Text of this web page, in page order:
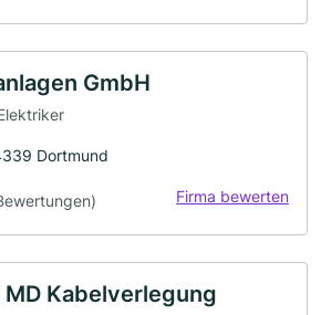
GmbH
Dortmund
Firma bewerten
Kabelverlegung